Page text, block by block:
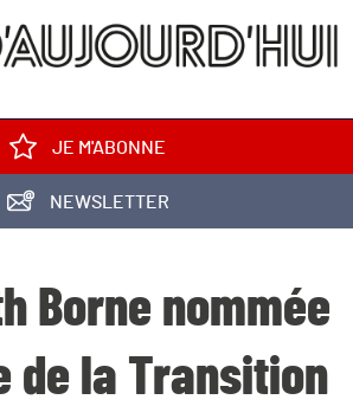
JE M'ABONNE
NEWSLETTER
Borne nommée
de la Transition